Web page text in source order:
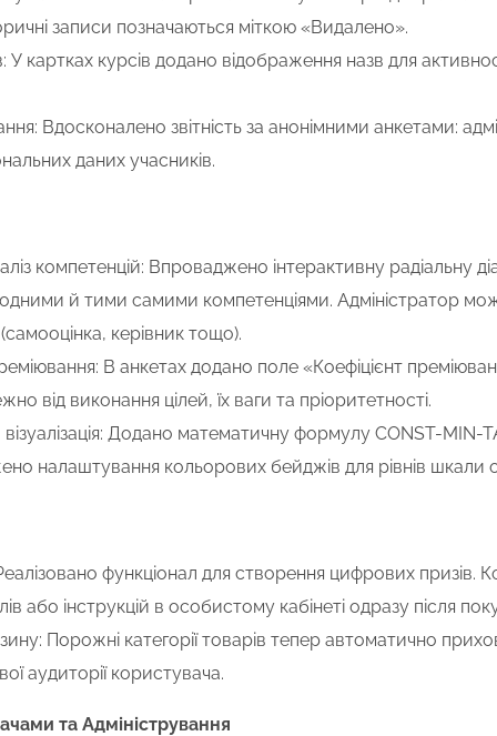
записи позначаються міткою «Видалено».
У картках курсів додано відображення назв для
Вдосконалено звітність за анонімними анкетами:
даних учасників.
компетенцій: Впроваджено інтерактивну радіальну
й тими самими компетенціями. Адміністратор
керівник тощо).
В анкетах додано поле «Коефіцієнт
від виконання цілей, їх ваги та пріоритетності.
Додано математичну формулу CONST-MIN-
налаштування кольорових бейджів для рівнів шкали
функціонал для створення цифрових призів.
або інструкцій в особистому кабінеті одразу після
Порожні категорії товарів тепер автоматично
аудиторії користувача.
та Адміністрування